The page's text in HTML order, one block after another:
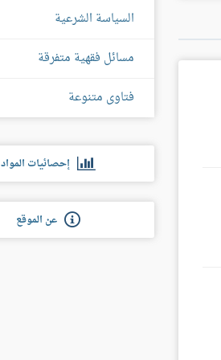
السياسة الشرعية
مسائل فقهية متفرقة
فتاوى متنوعة
إحصائيات المواد
عن الموقع